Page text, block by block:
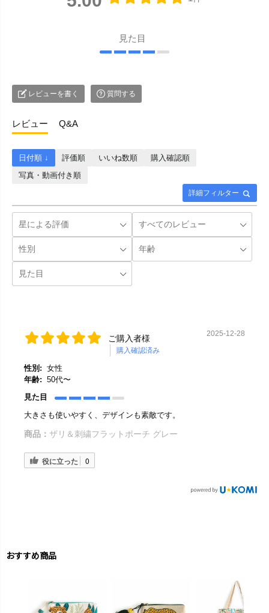
見た目
レビューを書く 質問する
レビュー Q&A
詳細フィルター
日付順 ↓ 評価順 いいね数順
購入確認順
写真・動画付き順
ご購入者様
購入確認済み
2025-12-28
性別: 女性
年齢: 50代〜
見た目
大きさも使いやすく、デザインも素敵です。
商品： ザリ＆刺繍フラットポーチ グレー
役に立った 0
おすすめ商品